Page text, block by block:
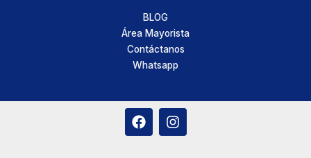
BLOG
Área Mayorista
Contáctanos
Whatsapp
F
a
I
n